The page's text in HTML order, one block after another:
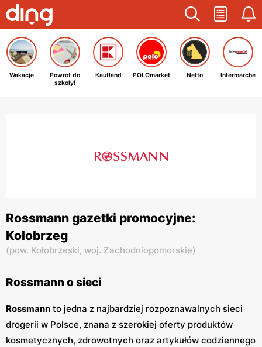
Wakacje
Powrót do
szkoły!
Kaufland POLOmarket Netto Intermarche
Rossmann gazetki promocyjne:
Kołobrzeg
(pow. Kołobrzeski, woj. Zachodniopomorskie)
Rossmann o sieci
Rossmann to jedna z najbardziej rozpoznawalnych sieci
drogerii w Polsce, znana z szerokiej oferty produktów
kosmetycznych, zdrowotnych oraz artykułów codziennego